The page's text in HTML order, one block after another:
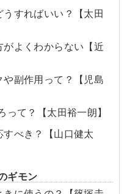
すればいい？【太田
よくわからない【近
副作用って？【児島
て？【太田裕一朗】
べき？【山口健太
ギモン